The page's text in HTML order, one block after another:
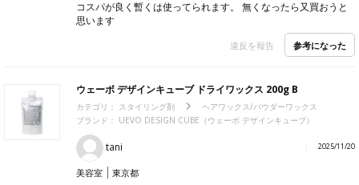
コスパが良く暫くは使ってられます。 無くなったら又買おうと
思います
違反を報告 参考になった
ウェーボ デザインキューブ ドライワックス 200g B
カテゴリ： スタイリング剤
ヘアワックス/パウダーワックス
ブランド： UEVO DESIGN CUBE（ウェーボ デザインキューブ）
tani 2025/11/20
美容室 東京都